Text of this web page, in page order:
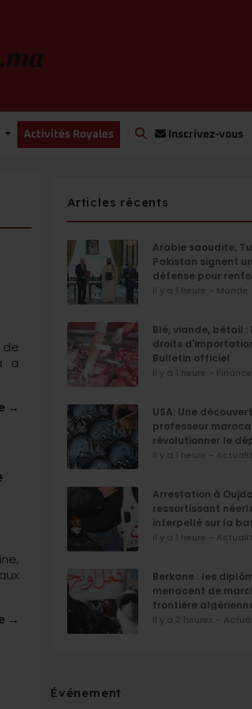
Activités Royales Inscrivez-vous
de
a
→
→
Articles récents
Arabie saoudite,
Pakistan signent
défense pour
sécurité collective
il y a 1 heure - Monde
Blé, viande, bétail :
droits
Bulletin officiel
il y a 1 heure -
USA: Une
professeur
révolutionner le
d’Alzheimer
il y a 1 heure -
Arrestation à
ressortissant
interpellé sur la
mandat d’arrêt
il y a 1 heure -
Berkane : les
menacent de
frontière
il y a 2 heures -
Événement